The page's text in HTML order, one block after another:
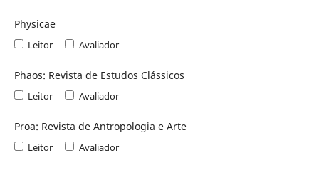
Physicae
Leitor Avaliador
Phaos: Revista de Estudos Clássicos
Leitor Avaliador
Proa: Revista de Antropologia e Arte
Leitor Avaliador